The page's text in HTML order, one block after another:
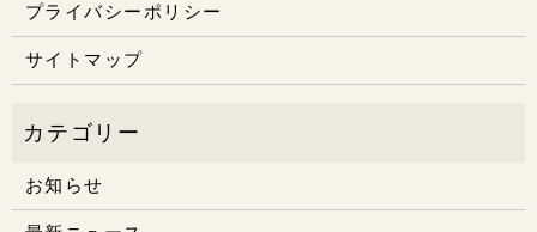
プライバシーポリシー
サイトマップ
お知らせ